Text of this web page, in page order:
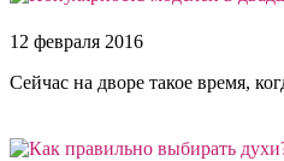
12 февраля 2016
Сейчас на дворе такое время,